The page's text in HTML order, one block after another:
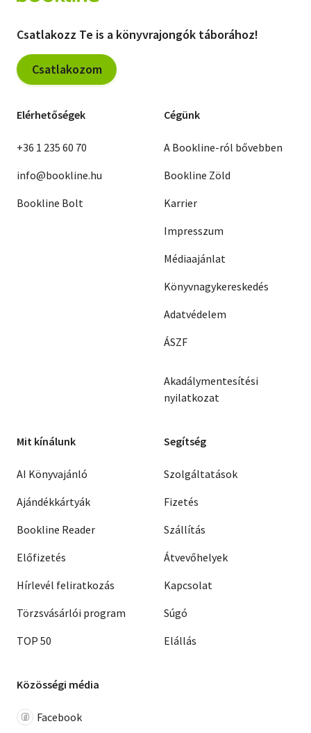
Csatlakozz Te is a könyvrajongók táborához!
Csatlakozom
Elérhetőségek
+36 1 235 60 70
info@bookline.hu
Bookline Bolt
Cégünk
A Bookline-ról bővebben
Bookline Zöld
Karrier
Impresszum
Médiaajánlat
Könyvnagykereskedés
Adatvédelem
ÁSZF
Akadálymentesítési
nyilatkozat
Mit kínálunk
AI Könyvajánló
Ajándékkártyák
Bookline Reader
Előfizetés
Hírlevél feliratkozás
Törzsvásárlói program
TOP 50
Segítség
Szolgáltatások
Fizetés
Szállítás
Átvevőhelyek
Kapcsolat
Súgó
Elállás
Közösségi média
Facebook